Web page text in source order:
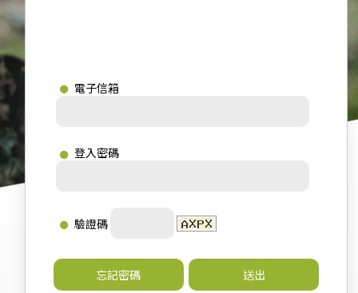
電子信箱
登入密碼
驗證碼
忘記密碼 送出